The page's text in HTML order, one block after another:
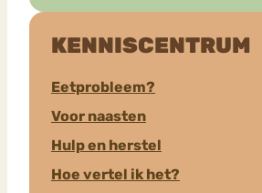
KENNISCENTRUM
Eetprobleem?
Voor naasten
Hulp en herstel
Hoe vertel ik het?